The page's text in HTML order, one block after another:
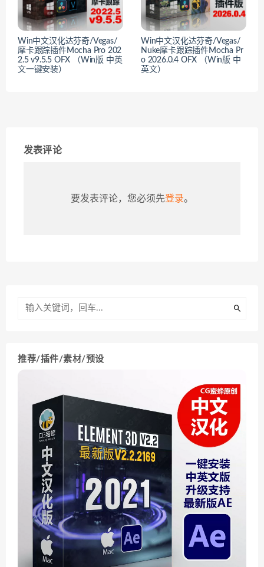
Win中文汉化达芬奇/Vegas/
摩卡跟踪插件Mocha Pro 202
2.5 v9.5.5 OFX （Win版 中英
文一键安装）
Win中文汉化达芬奇/Vegas/
Nuke摩卡跟踪插件Mocha Pr
o 2026.0.4 OFX （Win版 中
英文）
发表评论
要发表评论，您必须先登录。
推荐/插件/素材/预设